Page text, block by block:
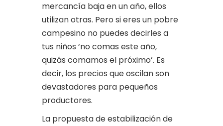
mercancía baja en un año, ellos
utilizan otras. Pero si eres un pobre
campesino no puedes decirles a
tus niños ‘no comas este año,
quizás comamos el próximo’. Es
decir, los precios que oscilan son
devastadores para pequeños
productores.
La propuesta de estabilización de